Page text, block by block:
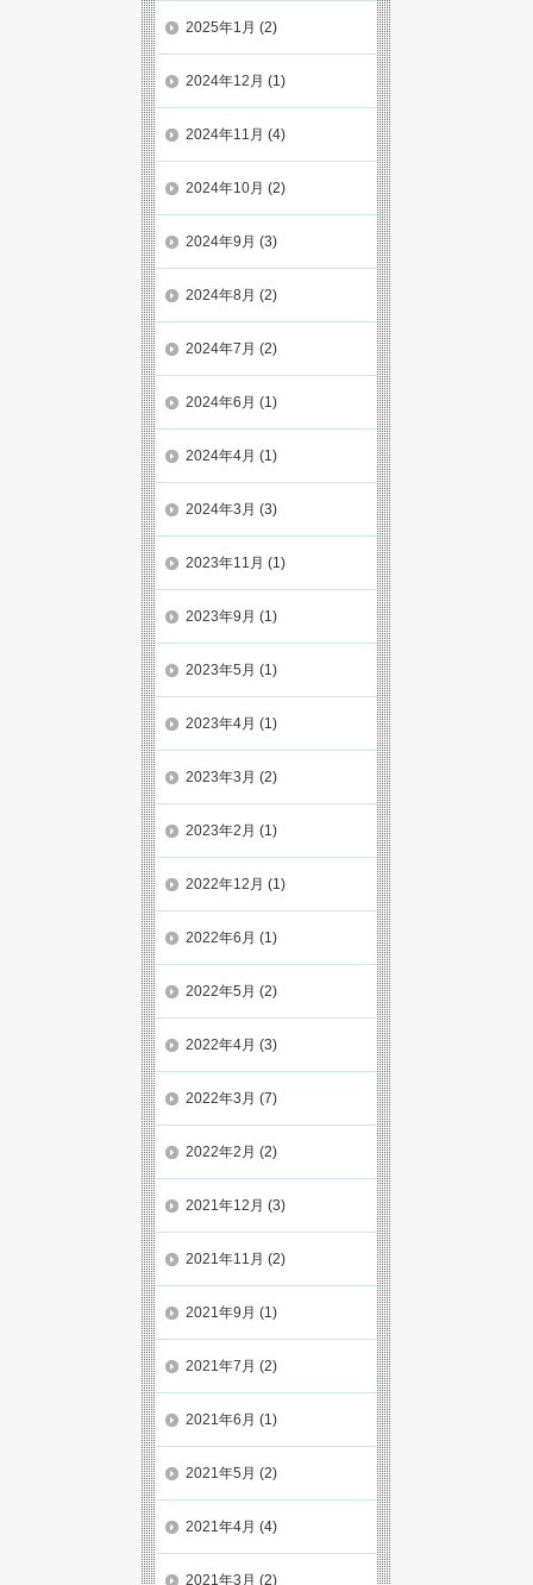
2025年1月 (2)
2024年12月 (1)
2024年11月 (4)
2024年10月 (2)
2024年9月 (3)
2024年8月 (2)
2024年7月 (2)
2024年6月 (1)
2024年4月 (1)
2024年3月 (3)
2023年11月 (1)
2023年9月 (1)
2023年5月 (1)
2023年4月 (1)
2023年3月 (2)
2023年2月 (1)
2022年12月 (1)
2022年6月 (1)
2022年5月 (2)
2022年4月 (3)
2022年3月 (7)
2022年2月 (2)
2021年12月 (3)
2021年11月 (2)
2021年9月 (1)
2021年7月 (2)
2021年6月 (1)
2021年5月 (2)
2021年4月 (4)
2021年3月 (2)